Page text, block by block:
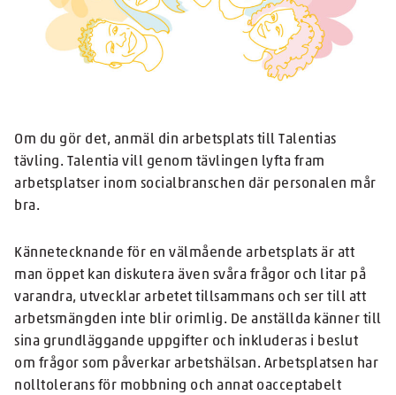
Om du gör det, anmäl din arbetsplats till Talentias
tävling. Talentia vill genom tävlingen lyfta fram
arbetsplatser inom socialbranschen där personalen mår
bra.
Kännetecknande för en välmående arbetsplats är att
man öppet kan diskutera även svåra frågor och litar på
varandra, utvecklar arbetet tillsammans och ser till att
arbetsmängden inte blir orimlig. De anställda känner till
sina grundläggande uppgifter och inkluderas i beslut
om frågor som påverkar arbetshälsan. Arbetsplatsen har
nolltolerans för mobbning och annat oacceptabelt